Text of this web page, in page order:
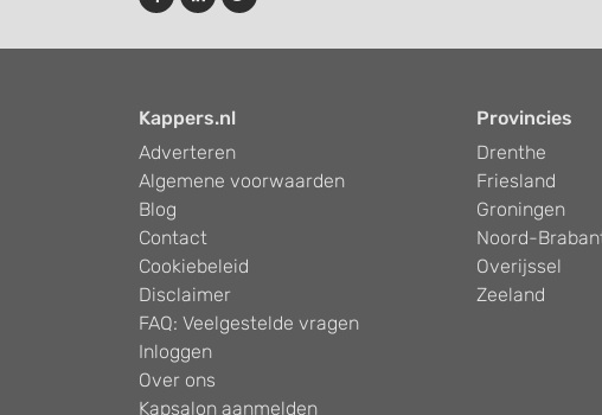
Kappers.nl
Adverteren
Algemene voorwaarden
Blog
Contact
Cookiebeleid
Disclaimer
FAQ: Veelgestelde vragen
Inloggen
Over ons
Kapsalon aanmelden
Provincies
Drenthe
Friesland
Groningen
Noord-
Overijssel
Zeeland